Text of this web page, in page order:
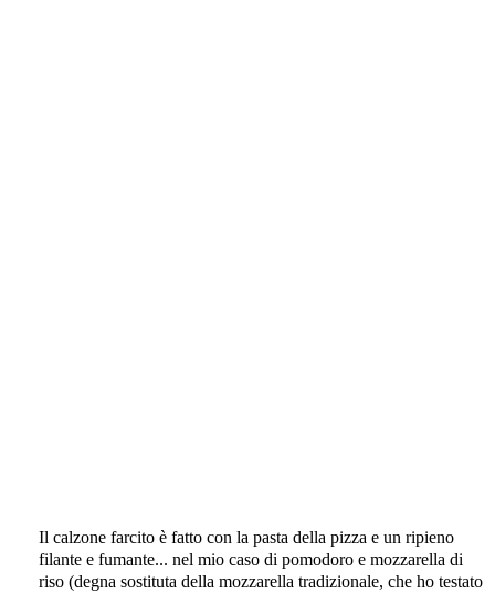
Il calzone farcito è fatto con la pasta della pizza e un ripieno
filante e fumante... nel mio caso di pomodoro e mozzarella di
riso (degna sostituta della mozzarella tradizionale, che ho testato